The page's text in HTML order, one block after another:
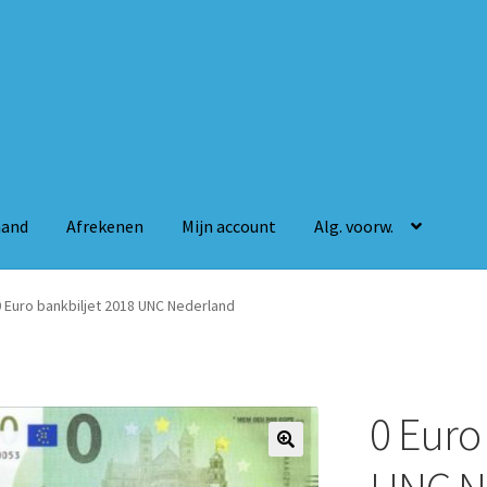
Afrekenen Mijn account Alg. voorw.
Mijn account Alg. voorw.
Euro bankbiljet 2018 UNC Nederland
0